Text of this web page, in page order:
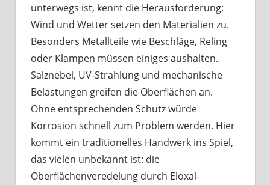
tun?
unterwegs ist, kennt die Herausforderung:
Wind und Wetter setzen den Materialien zu.
Besonders Metallteile wie Beschläge, Reling
oder Klampen müssen einiges aushalten.
Salznebel, UV-Strahlung und mechanische
Belastungen greifen die Oberflächen an.
Ohne entsprechenden Schutz würde
Korrosion schnell zum Problem werden. Hier
kommt ein traditionelles Handwerk ins Spiel,
das vielen unbekannt ist: die
Oberflächenveredelung durch Eloxal-